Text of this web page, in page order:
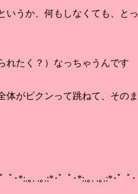
うか、何もしなくても、とっ
たく？）なっちゃうんです
がビクンって跳ねて、そのま
ﾟ･*:.｡. .｡.:*･゜ﾟ･*:.｡. .｡.:*･゜ﾟ･